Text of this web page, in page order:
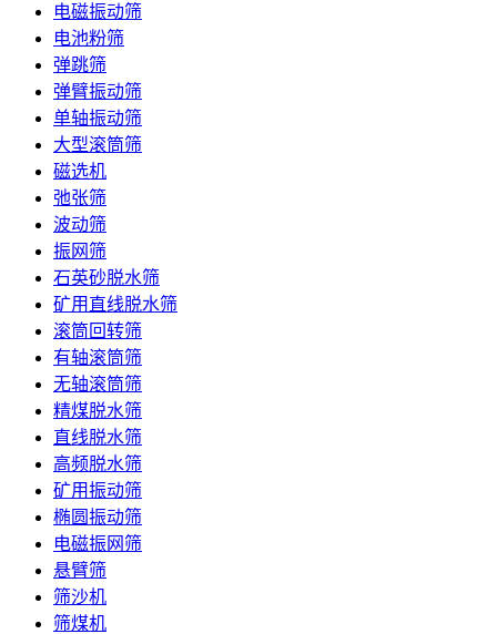
电磁振动筛
电池粉筛
弹跳筛
弹臂振动筛
单轴振动筛
大型滚筒筛
磁选机
弛张筛
波动筛
振网筛
石英砂脱水筛
矿用直线脱水筛
滚筒回转筛
有轴滚筒筛
无轴滚筒筛
精煤脱水筛
直线脱水筛
高频脱水筛
矿用振动筛
椭圆振动筛
电磁振网筛
悬臂筛
筛沙机
筛煤机